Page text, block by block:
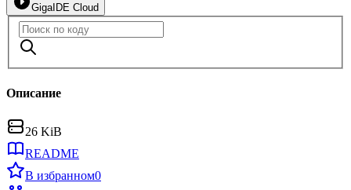
GigaIDE Cloud
Описание
26 KiB
README
В избранном0